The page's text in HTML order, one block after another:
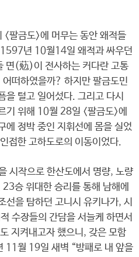
팔금도>에 머무는 동안 왜적들
년 10월14일 왜적과 싸우던
면(葂)이 전사하는 커다란 고통
떠하였을까? 하지만 팔금도민
을 털고 일어섰다. 그리고 다시
기 위해 10월 28일 <팔금도>에
에 정박 중인 지휘선에 몸을 실었
접한 고하도로의 이동이었다.
시작으로 한산도에서 명량, 노량
승 위대한 승리를 통해 남해에
선을 탐하던 고니시 유키나가, 시
수장들의 간담을 서늘케 하면서
지켜내고자 했으니, 갖은 모함
11월 19일 새벽 “방패로 내 앞을